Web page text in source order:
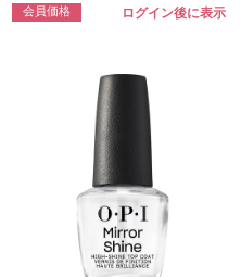
会員価格 ログイン後に表示